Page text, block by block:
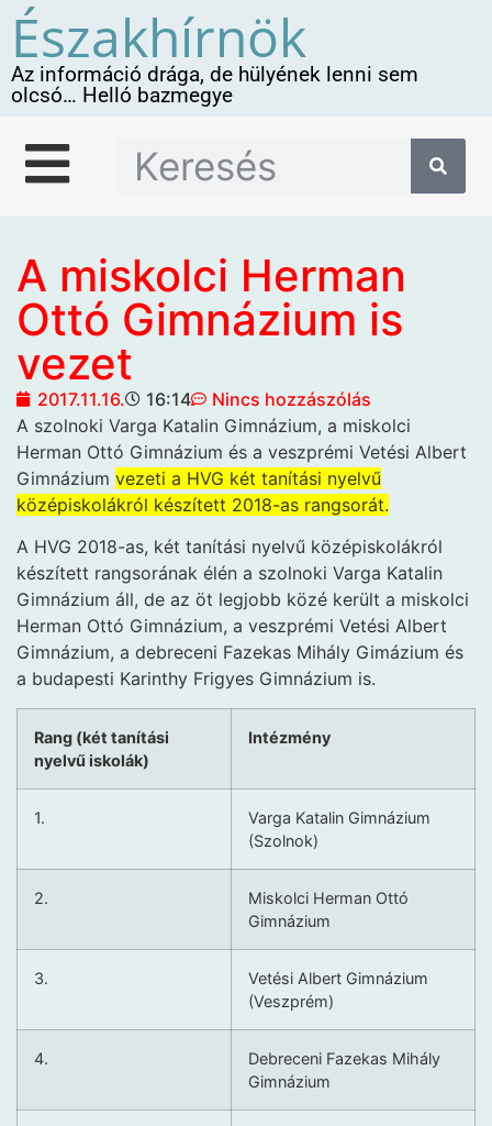
Északhírnök
Az információ drága, de hülyének lenni sem
olcsó… Helló bazmegye
A miskolci Herman
Ottó Gimnázium is
vezet
2017.11.16. 16:14
Nincs hozzászólás
A szolnoki Varga Katalin Gimnázium, a miskolci
Herman Ottó Gimnázium és a veszprémi Vetési Albert
Gimnázium vezeti a HVG két tanítási nyelvű
középiskolákról készített 2018-as rangsorát.
A HVG 2018-as, két tanítási nyelvű középiskolákról
készített rangsorának élén a szolnoki Varga Katalin
Gimnázium áll, de az öt legjobb közé került a miskolci
Herman Ottó Gimnázium, a veszprémi Vetési Albert
Gimnázium, a debreceni Fazekas Mihály Gimázium és
a budapesti Karinthy Frigyes Gimnázium is.
Rang (két tanítási
nyelvű iskolák)
Intézmény
1.
Varga Katalin Gimnázium
(Szolnok)
2.
Miskolci Herman Ottó
Gimnázium
3.
Vetési Albert Gimnázium
(Veszprém)
4.
Debreceni Fazekas Mihály
Gimnázium